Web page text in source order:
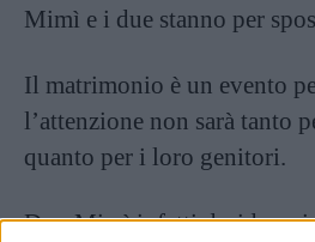
Mimì e i due stanno per
Il matrimonio è un evento
l’attenzione non sarà tanto
quanto per i loro genitori.
Don Mimì infatti desidera